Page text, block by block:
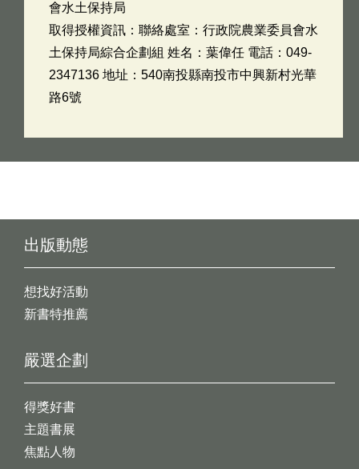
會水土保持局
取得授權資訊：聯絡處室：行政院農業委員會水
土保持局綜合企劃組 姓名：葉偉任 電話：049-
2347136 地址：540南投縣南投市中興新村光華
路6號
出版動態
想找好活動
新書特推薦
嚴選企劃
得獎好書
主題書展
焦點人物